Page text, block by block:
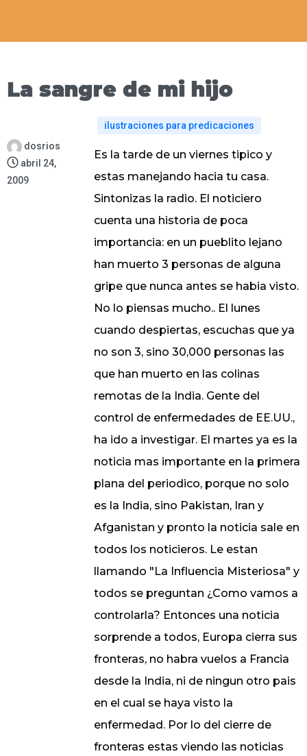
La sangre de mi hijo
dosrios
abril 24,
2009
ilustraciones para predicaciones
Es la tarde de un viernes tipico y
estas manejando hacia tu casa.
Sintonizas la radio. El noticiero
cuenta una historia de poca
importancia: en un pueblito lejano
han muerto 3 personas de alguna
gripe que nunca antes se habia visto.
No lo piensas mucho.. El lunes
cuando despiertas, escuchas que ya
no son 3, sino 30,000 personas las
que han muerto en las colinas
remotas de la India. Gente del
control de enfermedades de EE.UU.,
ha ido a investigar. El martes ya es la
noticia mas importante en la primera
plana del periodico, porque no solo
es la India, sino Pakistan, Iran y
Afganistan y pronto la noticia sale en
todos los noticieros. Le estan
llamando "La Influencia Misteriosa" y
todos se preguntan ¿Como vamos a
controlarla? Entonces una noticia
sorprende a todos, Europa cierra sus
fronteras, no habra vuelos a Francia
desde la India, ni de ningun otro pais
en el cual se haya visto la
enfermedad. Por lo del cierre de
fronteras estas viendo las noticias